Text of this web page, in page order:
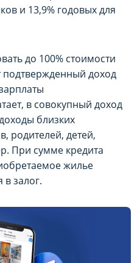
и 13,9% годовых для
до 100% стоимости
подтвержденный доход
в совокупный доход
близких
родителей, детей,
При сумме кредита
жилье
в залог.